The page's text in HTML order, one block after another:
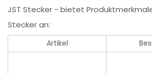
JST Stecker - bietet
Stecker an:
Artikel